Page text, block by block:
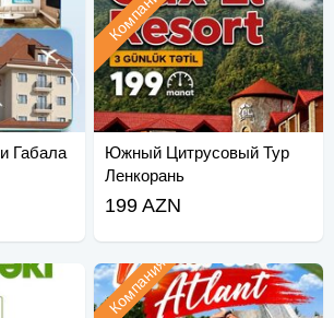
Габала
Южный Цитрусовый Тур
Ленкорань
199 AZN
Компания